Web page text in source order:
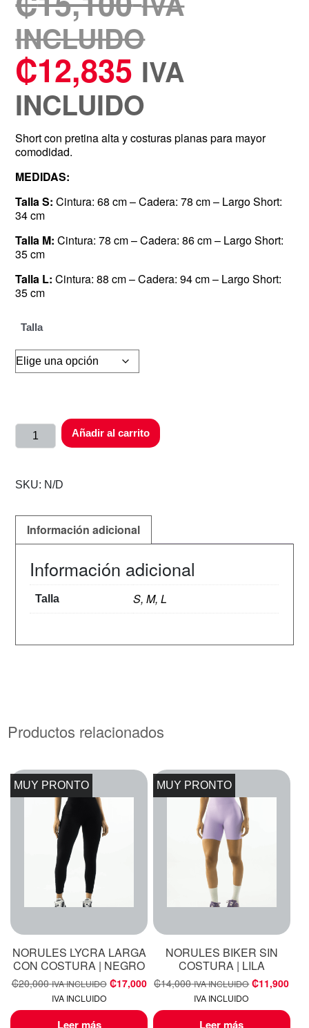
INCLUIDO
₡12,835 IVA
INCLUIDO
Short con pretina alta y costuras planas para mayor
comodidad.
MEDIDAS:
Talla S: Cintura: 68 cm – Cadera: 78 cm – Largo Short:
34 cm
Talla M: Cintura: 78 cm – Cadera: 86 cm – Largo Short:
35 cm
Talla L: Cintura: 88 cm – Cadera: 94 cm – Largo Short:
35 cm
Talla
Añadir al carrito
SKU: N/D
Información adicional
Información adicional
Talla S, M, L
Productos relacionados
MUY PRONTO
NORULES LYCRA LARGA
CON COSTURA | NEGRO
₡20,000 IVA INCLUIDO ₡17,000
IVA INCLUIDO
Leer más
MUY PRONTO
NORULES BIKER SIN
COSTURA | LILA
₡14,000 IVA INCLUIDO ₡11,900
IVA INCLUIDO
Leer más